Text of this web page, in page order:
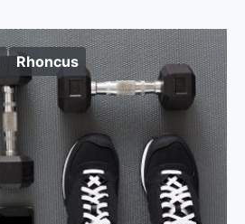
Rhoncus